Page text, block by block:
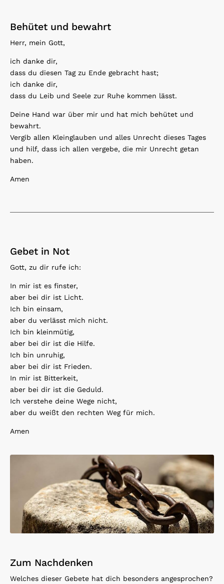
Behütet und bewahrt
Herr, mein Gott,
ich danke dir,
dass du diesen Tag zu Ende gebracht hast;
ich danke dir,
dass du Leib und Seele zur Ruhe kommen lässt.
Deine Hand war über mir und hat mich behütet und
bewahrt.
Vergib allen Kleinglauben und alles Unrecht dieses Tages
und hilf, dass ich allen vergebe, die mir Unrecht getan
haben.
Amen
Gebet in Not
Gott, zu dir rufe ich:
In mir ist es finster,
aber bei dir ist Licht.
Ich bin einsam,
aber du verlässt mich nicht.
Ich bin kleinmütig,
aber bei dir ist die Hilfe.
Ich bin unruhig,
aber bei dir ist Frieden.
In mir ist Bitterkeit,
aber bei dir ist die Geduld.
Ich verstehe deine Wege nicht,
aber du weißt den rechten Weg für mich.
Amen
Zum Nachdenken
Welches dieser Gebete hat dich besonders angesprochen?